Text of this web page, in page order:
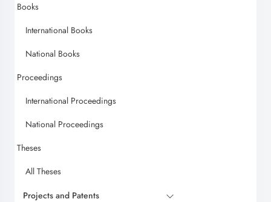
Books
International Books
National Books
Proceedings
International Proceedings
National Proceedings
Theses
All Theses
Projects and Patents